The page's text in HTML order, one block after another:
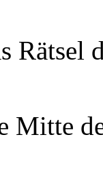
Rätsel
Mitte